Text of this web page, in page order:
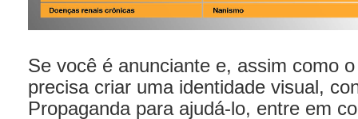
Se você é anunciante e, assim como
precisa criar uma identidade visual,
Propaganda para ajudá-lo, entre em